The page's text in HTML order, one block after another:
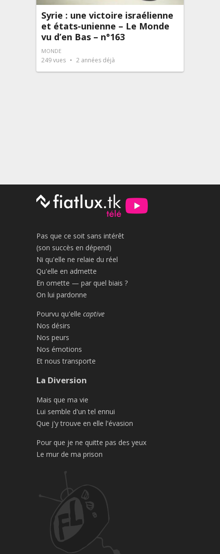
Syrie : une victoire israélienne
et états-unienne – Le Monde
vu d’en Bas – n°163
MONDE
249vues 2 années déjà
Pas que ce soit sans intérêt
(son succès en dépend)
Ni qu'elle ne relaie du réel
Qu'elle en admette
En omette — par quel biais ?
On lui pardonne
Pourvu qu'elle captive
Nos désirs
Nos peurs
Nos émotions
Et nous transporte
La Diversion
Mais que ma vie
Lui semble d'un tel ennui
Que j'y trouve en elle l'évasion
Pour que je ne quitte pas des yeux
Le mur de ma prison